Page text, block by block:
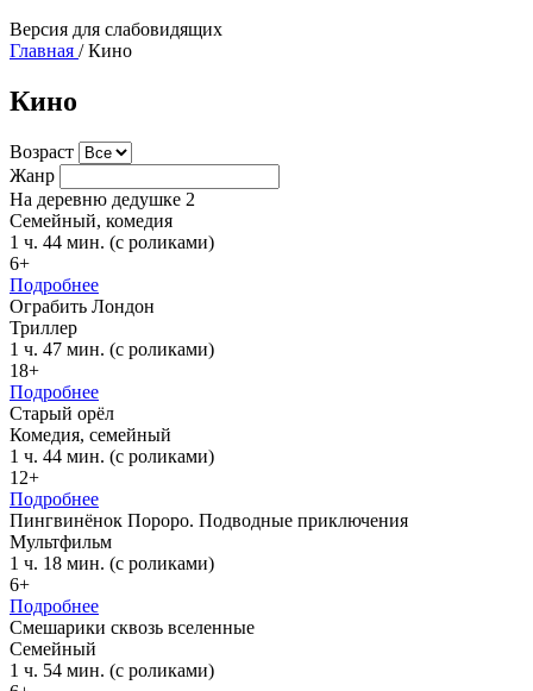
Версия для слабовидящих
Главная /Кино
Кино
Возраст
Жанр
На деревню дедушке 2
Семейный, комедия
1 ч. 44 мин. (с роликами)
6+
Подробнее
Ограбить Лондон
Триллер
1 ч. 47 мин. (с роликами)
18+
Подробнее
Старый орёл
Комедия, семейный
1 ч. 44 мин. (с роликами)
12+
Подробнее
Пингвинёнок Пороро. Подводные приключения
Мультфильм
1 ч. 18 мин. (с роликами)
6+
Подробнее
Смешарики сквозь вселенные
Семейный
1 ч. 54 мин. (с роликами)